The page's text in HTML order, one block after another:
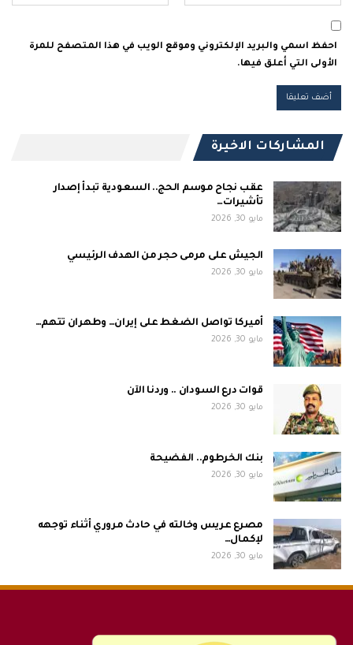
احفظ اسمي والبريد الإلكتروني وموقع الويب في هذا المتصفح للمرة
الأولى التي أعلق فيها.
المشاركات الاخيرة
عقب نجاح موسم الحج.. السعودية تبدأ إصدار
تأشيرات…
مايو 30, 2026
الجيش على مرمى حجر من الهدف الرئيسي
مايو 30, 2026
أميركا تواصل الضغط على إيران… وطهران تتهم…
مايو 30, 2026
قوات درع السودان .. وردنا الآن
مايو 30, 2026
بنك الخرطوم.. الفضيحة
مايو 30, 2026
مصرع عريس وخالته في حادث مروري أثناء توجهه
لإكمال…
مايو 30, 2026